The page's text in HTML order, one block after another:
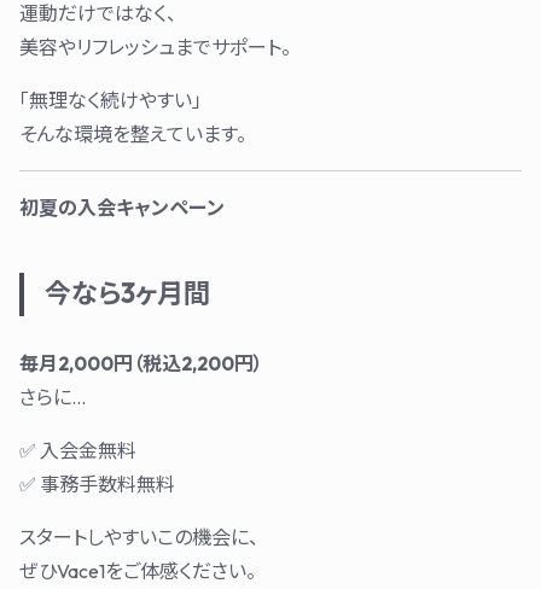
運動だけではなく、
美容やリフレッシュまでサポート。
「無理なく続けやすい」
そんな環境を整えています。
初夏の入会キャンペーン
今なら3ヶ月間
毎月2,000円（税込2,200円）
さらに…
✅ 入会金無料
✅ 事務手数料無料
スタートしやすいこの機会に、
ぜひVace1をご体感ください。